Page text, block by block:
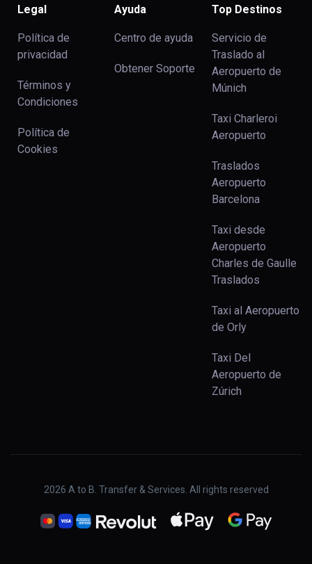
Legal
Política de
privacidad
Términos y
Condiciones
Política de
Cookies
Ayuda
Centro de ayuda
Obtener Soporte
Top Destinos
Servicio de
Traslado al
Aeropuerto de
Múnich
Taxi Charleroi
Aeropuerto
Traslados
Aeropuerto
Barcelona
Taxi desde
Aeropuerto
Charles de Gaulle
Traslados
Taxi al Aeropuerto
de Orly
Taxi Del
Aeropuerto de
Zúrich
2026 A to B. Transfer & Services. All rights reserved